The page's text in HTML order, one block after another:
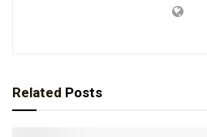
Related Posts